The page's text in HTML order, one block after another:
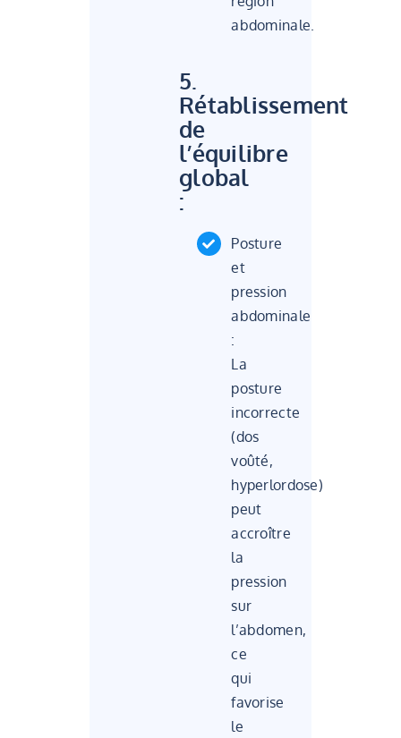
abdominale.
5.
Rétablissement
de
l’équilibre
global
:
Posture
et
pression
abdominale
:
La
posture
incorrecte
(dos
voûté,
hyperlordose)
peut
accroître
la
pression
sur
l’abdomen,
ce
qui
favorise
le